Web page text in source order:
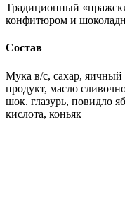
Традиционный
конфитюром и
Состав
Мука в/с, сахар, яичный
продукт, масло
шок. глазурь, повидло
кислота, коньяк